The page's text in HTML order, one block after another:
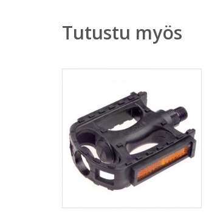
Tutustu myös